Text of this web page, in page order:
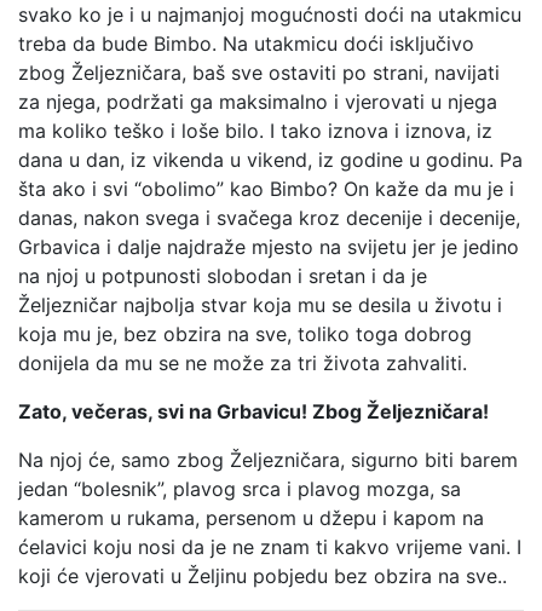
svako ko je i u najmanjoj mogućnosti doći na utakmicu
treba da bude Bimbo. Na utakmicu doći isključivo
zbog Željezničara, baš sve ostaviti po strani, navijati
za njega, podržati ga maksimalno i vjerovati u njega
ma koliko teško i loše bilo. I tako iznova i iznova, iz
dana u dan, iz vikenda u vikend, iz godine u godinu. Pa
šta ako i svi “obolimo” kao Bimbo? On kaže da mu je i
danas, nakon svega i svačega kroz decenije i decenije,
Grbavica i dalje najdraže mjesto na svijetu jer je jedino
na njoj u potpunosti slobodan i sretan i da je
Željezničar najbolja stvar koja mu se desila u životu i
koja mu je, bez obzira na sve, toliko toga dobrog
donijela da mu se ne može za tri života zahvaliti.
Zato, večeras, svi na Grbavicu! Zbog Željezničara!
Na njoj će, samo zbog Željezničara, sigurno biti barem
jedan “bolesnik”, plavog srca i plavog mozga, sa
kamerom u rukama, persenom u džepu i kapom na
ćelavici koju nosi da je ne znam ti kakvo vrijeme vani. I
koji će vjerovati u Željinu pobjedu bez obzira na sve..